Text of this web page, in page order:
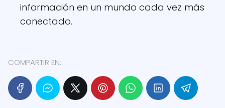
información en un mundo cada vez más
conectado.
COMPARTIR EN: